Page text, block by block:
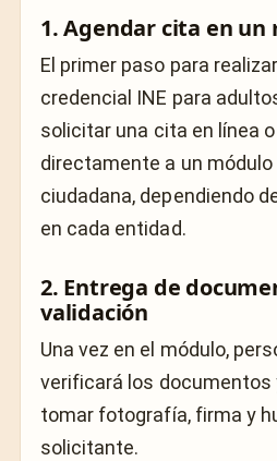
1. Agendar cita en un
El primer paso para
credencial INE para
solicitar una cita en línea
directamente a un
ciudadana, dependiendo
en cada entidad.
2. Entrega de
validación
Una vez en el módulo,
verificará los documentos
tomar fotografía, firma y
solicitante.